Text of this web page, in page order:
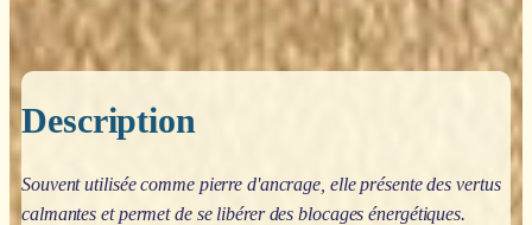
Description
Souvent utilisée comme pierre d'ancrage, elle présente des vertus
calmantes et permet de se libérer des blocages énergétiques.